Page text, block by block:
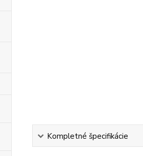
Kompletné špecifikácie